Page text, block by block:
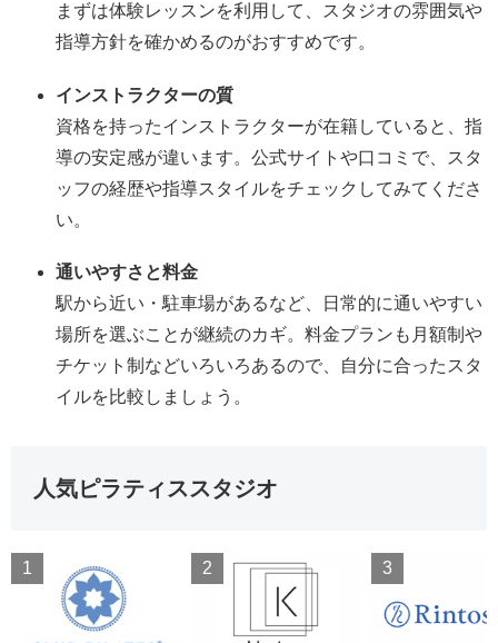
まずは体験レッスンを利用して、スタジオの雰囲気や
指導方針を確かめるのがおすすめです。
インストラクターの質
資格を持ったインストラクターが在籍していると、指
導の安定感が違います。公式サイトや口コミで、スタ
ッフの経歴や指導スタイルをチェックしてみてくださ
い。
通いやすさと料金
駅から近い・駐車場があるなど、日常的に通いやすい
場所を選ぶことが継続のカギ。料金プランも月額制や
チケット制などいろいろあるので、自分に合ったスタ
イルを比較しましょう。
人気ピラティススタジオ
1 2 3